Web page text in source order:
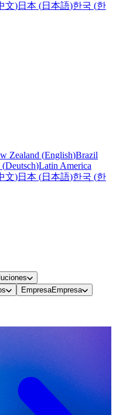
文)日本 (日本語)한국 (한
Zealand (English)Brazil
(Deutsch)Latin America
文)日本 (日本語)한국 (한
EmpresaEmpresa